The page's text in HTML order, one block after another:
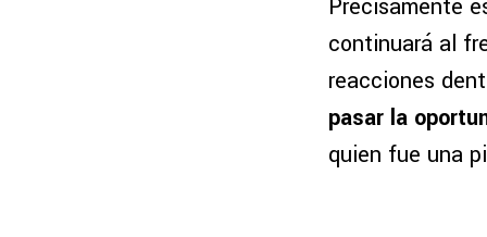
Precisamente
continuará al
reacciones
pasar la
quien fue una